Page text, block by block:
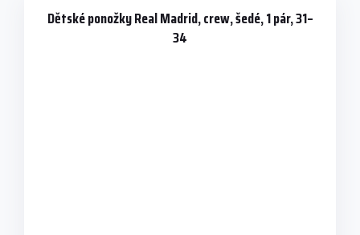
Dětské ponožky Real Madrid, crew, šedé, 1 pár, 31–
34